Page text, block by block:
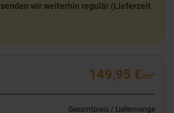
wir weiterhin regulär (Lieferzeit
149,95 €/m²
Gesamtpreis / Liefermenge